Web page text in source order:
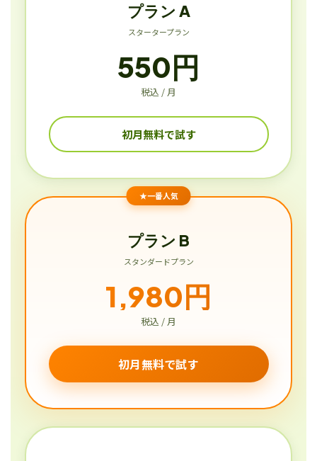
プラン A
スタータープラン
550円
税込 / 月
初月無料で試す
★一番人気
プラン B
スタンダードプラン
1,980円
税込 / 月
初月無料で試す